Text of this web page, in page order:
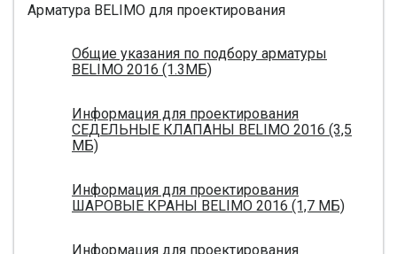
Арматура BELIMO для проектирования
Общие указания по подбору арматуры
BELIMO 2016 (1.3МБ)
Информация для проектирования
СЕДЕЛЬНЫЕ КЛАПАНЫ BELIMO 2016 (3,5
МБ)
Информация для проектирования
ШАРОВЫЕ КРАНЫ BELIMO 2016 (1,7 МБ)
Информация для проектирования